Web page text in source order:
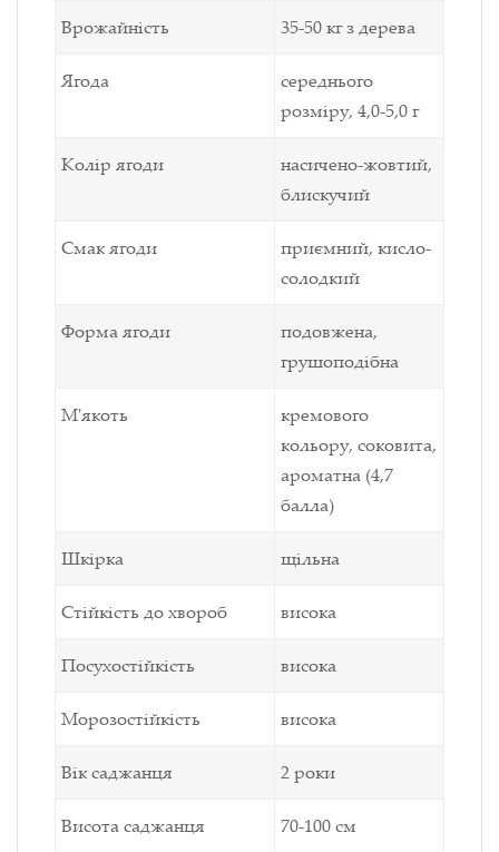
Врожайність 35-50 кг з дерева
Ягода
середнього
розміру, 4,0-5,0 г
Колір ягоди
насичено-жовтий,
блискучий
Смак ягоди
приємний, кисло-
солодкий
Форма ягоди
подовжена,
грушоподібна
М'якоть
кремового
кольору, соковита,
ароматна (4,7
балла)
Шкірка щільна
Стійкість до хвороб висока
Посухостійкість висока
Морозостійкість висока
Вік саджанця 2 роки
Висота саджанця 70-100 см